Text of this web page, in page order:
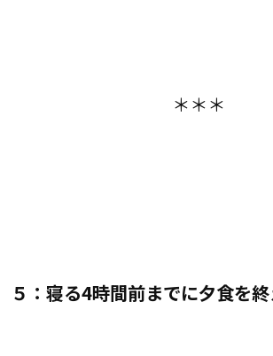
＊＊＊
５：寝る4時間前までに夕食を終